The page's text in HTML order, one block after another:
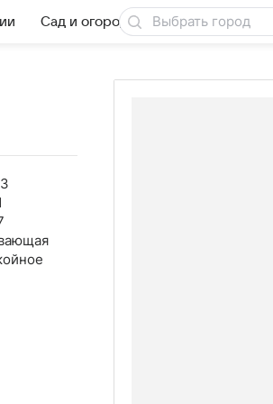
Сад и огород Товары для дачи